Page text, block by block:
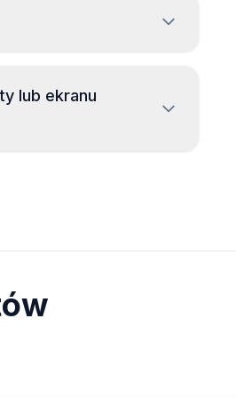
lub ekranu